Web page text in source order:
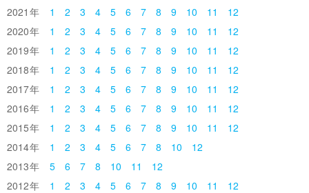
2021
1 2 3 4 5 6 7 8 9 10 11
12
2020
1 2 3 4 5 6 7 8 9 10 11
12
2019
1 2 3 4 5 6 7 8 9 10 11
12
2018
1 2 3 4 5 6 7 8 9 10 11
12
2017
1 2 3 4 5 6 7 8 9 10 11
12
2016
1 2 3 4 5 6 7 8 9 10 11
12
2015
1 2 3 4 5 6 7 8 9 10 11
12
2014
1 2 3 4 5 6 7 8 10
12
2013
5 6 7 8 10 11
12
2012
1 2 3 4 5 6 7 8 9 10 11
12